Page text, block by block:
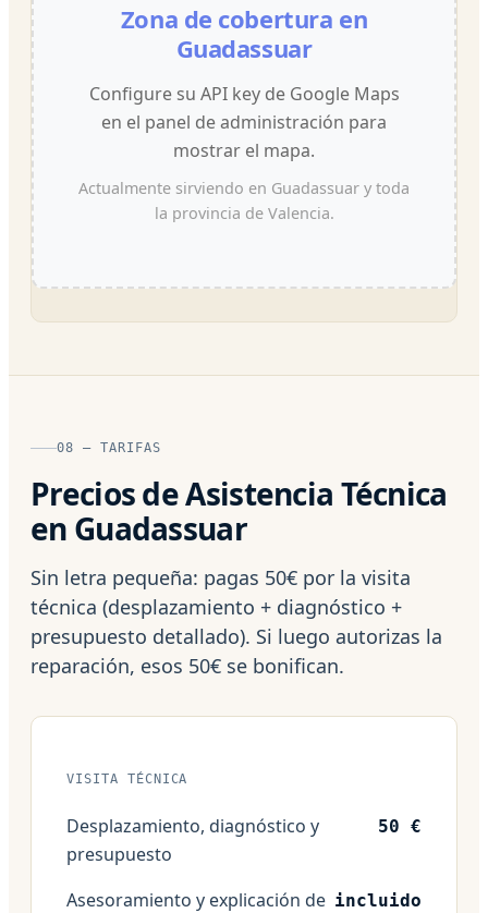
Zona de cobertura en
Guadassuar
Configure su API key de Google Maps
en el panel de administración para
mostrar el mapa.
Actualmente sirviendo en Guadassuar y toda
la provincia de Valencia.
08 — TARIFAS
Precios de Asistencia Técnica
en Guadassuar
Sin letra pequeña: pagas 50€ por la visita
técnica (desplazamiento + diagnóstico +
presupuesto detallado). Si luego autorizas la
reparación, esos 50€ se bonifican.
VISITA TÉCNICA
Desplazamiento, diagnóstico y
presupuesto
50 €
Asesoramiento y explicación de incluido